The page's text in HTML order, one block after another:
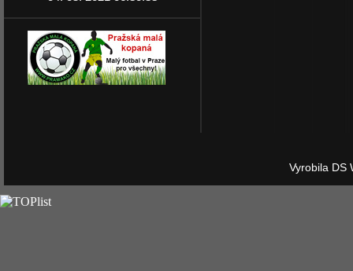
Vyrobila DS